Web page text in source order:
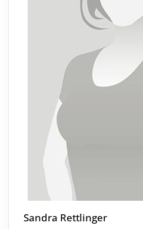
Sandra Rettlinger